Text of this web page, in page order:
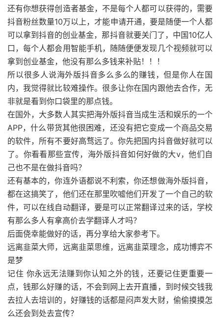
还有你想获得创造者基金，不是每个人都可以获得的，需要
抖音粉丝数量10万以上，才能申请开通，要是随便一个人都
可以拿到抖音的创业基金，那抖音就要关门了，中国10亿人
口，每个人都会用智能手机，随随便便发现几个视频就可以
拿到创业基金，他没有那么多钱来补贴！！！
所以很多人说海外版抖音多么多么的赚钱，但是你人在国
内，我觉得就比较难操作。很多让你在国内跟他去合作，无
非就是看到你口袋里的那点钱。
在国外，大多数人其实把海外版抖音当成生活和娱乐的一个
APP，什么带货其他很困难，还没有把它变成一个商品交易
的软件，所有不要好高骛远了。你先把国内抖音做好就可以
了。你看看那些宣传，海外版抖音如何好做的大v，他们自
己也不是在做抖音吗？
还有基本的，你连外语都说不利索，你还想做海外版抖音，
都在这搞笑了，他们还在那里吹嘘他们开发了一个自己的软
件，可以在线自动翻译，要是可以正常翻译过来的话，学校
有那么多人有拿高价去学翻译人才吗？
后面侥幸能做好的话，再分享给大家参考下。
远离韭菜大师，远离韭菜思维，远离韭菜理念，成功博弈不
是梦
记住 你永远无法赚到你认知之外的钱，还要记住更重要一
点，钱那么好赚的话，不会到网上去开直播，到时候交钱我
去拉人去培训的，好赚钱的话都是闷声发大财，偷偷摸摸怎
么还会到处去宣传？